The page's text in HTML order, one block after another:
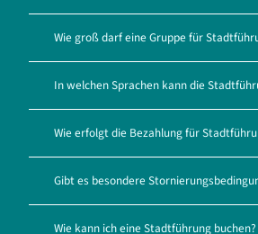
Wie groß darf eine Gruppe für
In welchen Sprachen kann die
Wie erfolgt die Bezahlung für
Gibt es besondere
Wie kann ich eine Stadtführung buchen?